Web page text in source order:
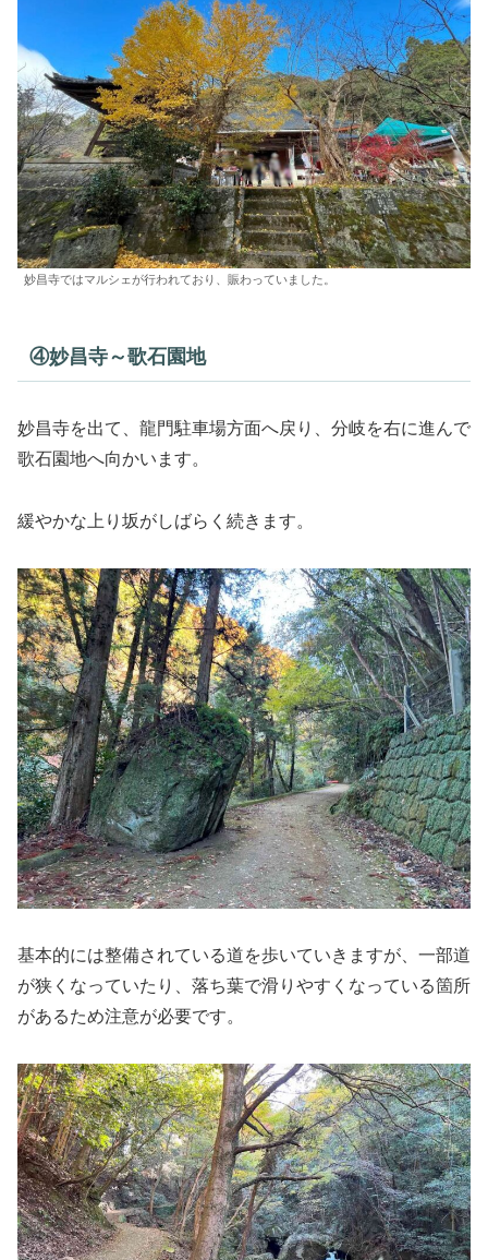
妙昌寺ではマルシェが行われており、賑わっていました。
④妙昌寺～歌石園地
妙昌寺を出て、龍門駐車場方面へ戻り、分岐を右に進んで
歌石園地へ向かいます。
緩やかな上り坂がしばらく続きます。
基本的には整備されている道を歩いていきますが、一部道
が狭くなっていたり、落ち葉で滑りやすくなっている箇所
があるため注意が必要です。